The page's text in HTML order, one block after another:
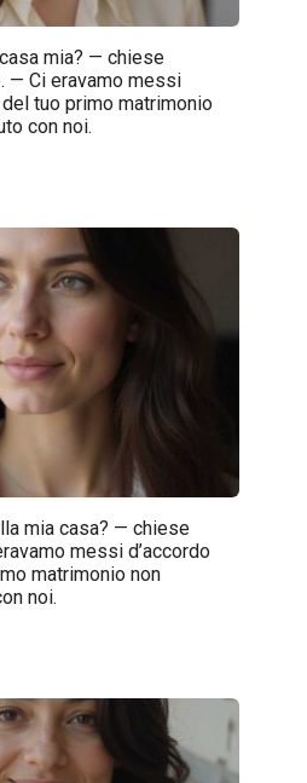
mia? — chiese
— Ci eravamo messi
tuo primo matrimonio
con noi.
mia casa? — chiese
messi d’accordo
matrimonio non
noi.